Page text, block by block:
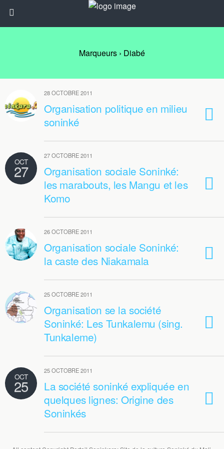
Marqueurs › Diabé
28 OCTOBRE 2011
Organisation politique en milieu
soninké
OCT
27
27 OCTOBRE 2011
Organisation sociale Soninké:
les marabouts, les Mangu et les
Komo
26 OCTOBRE 2011
Organisation sociale Soninké:
la caste des Niakamala
25 OCTOBRE 2011
Organisation se la société
Soninké: Les Tunkalemu (sing.
Tunkaleme)
OCT
25
25 OCTOBRE 2011
La société soninké expliquée en
quelques lignes: Origine des
Soninkés